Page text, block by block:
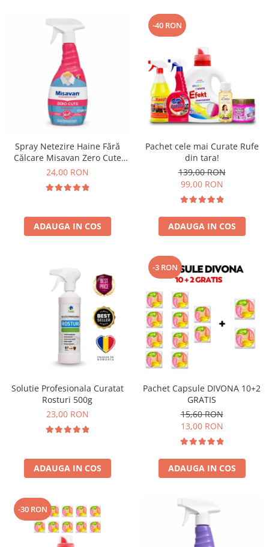
Spray Netezire Haine Fără
Călcare Misavan Zero Cute
Harmony Parfum Discret 500
24,00 RON
ADAUGA IN COS
-40 RON
Pachet cele mai Curate Rufe
din tara!
139,00 RON
99,00 RON
ADAUGA IN COS
Solutie Profesionala Curatat
Rosturi 500g
23,00 RON
ADAUGA IN COS
-3 RON
Pachet Capsule DIVONA 10+2
GRATIS
15,60 RON
13,00 RON
ADAUGA IN COS
-30 RON